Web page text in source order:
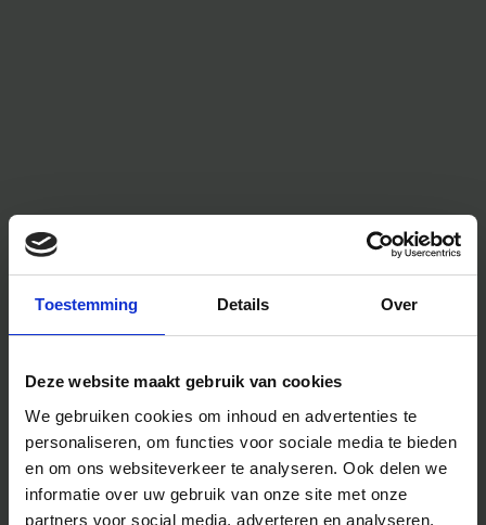
Toestemming Details Over
Deze website maakt gebruik van cookies
We gebruiken cookies om inhoud en advertenties te
personaliseren, om functies voor sociale media te bieden
en om ons websiteverkeer te analyseren. Ook delen we
informatie over uw gebruik van onze site met onze
partners voor social media, adverteren en analyseren.